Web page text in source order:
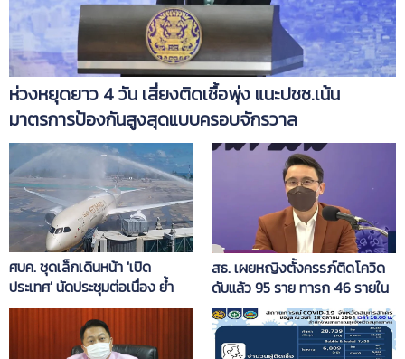
ห่วงหยุดยาว 4 วัน เสี่ยงติดเชื้อพุ่ง แนะปชช.เน้น
มาตรการป้องกันสูงสุดแบบครอบจักรวาล
ศบค. ชุดเล็กเดินหน้า 'เปิด
ประเทศ' นัดประชุมต่อเนื่อง ย้ำ
รอบคอบ คนไทยต้องปลอดภัยมี
แผนเผชิญเหตุ
สธ. เผยหญิงตั้งครรภ์ติดโควิด
ดับแล้ว 95 ราย ทารก 46 รายใน
รอบ 6 เดือน ฉีดวัคซีนแค่ 25%